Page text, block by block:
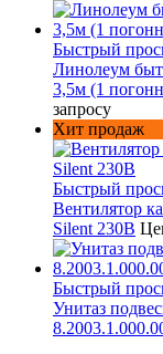
Быстрый
Линолеум
3,5м (1
запросу
Хит продаж
Быстрый
Вентилятор
Silent 230В
Быстрый
Унитаз